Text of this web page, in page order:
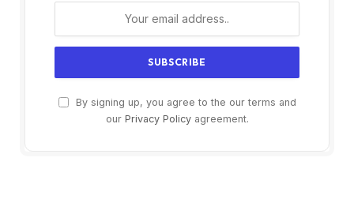
By signing up, you agree to the our terms and
our Privacy Policyagreement.